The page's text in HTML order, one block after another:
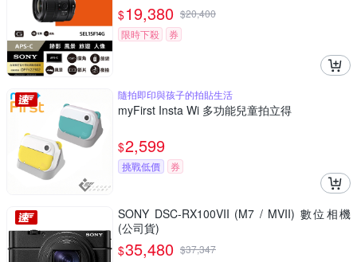
$19,380 $20,400
限時下殺
券
隨拍即印與孩子的拍貼生活
myFirst Insta Wi 多功能兒童拍立得
$2,599
挑戰低價 券
SONY DSC-RX100VII (M7 / MVII) 數位相機
(公司貨)
$35,480 $37,347